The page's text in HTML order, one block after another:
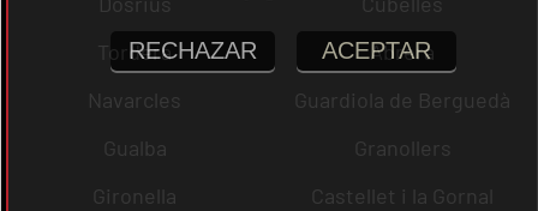
Tordera
Abrera
Navarcles
Guardiola de Berguedà
Gualba
Granollers
Gironella
Castellet i la Gornal
RECHAZAR ACEPTAR